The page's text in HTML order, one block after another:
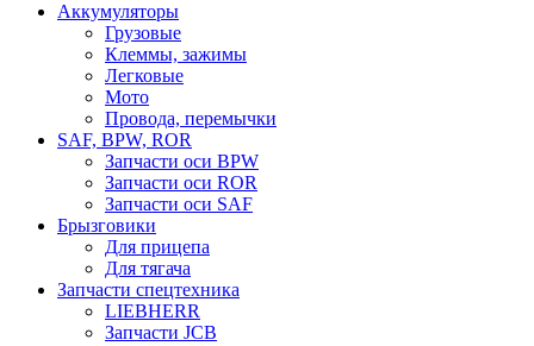
Аккумуляторы
Грузовые
Клеммы, зажимы
Легковые
Мото
Провода, перемычки
SAF, BPW, ROR
Запчасти оси BPW
Запчасти оси ROR
Запчасти оси SAF
Брызговики
Для прицепа
Для тягача
Запчасти спецтехника
LIEBHERR
Запчасти JCB